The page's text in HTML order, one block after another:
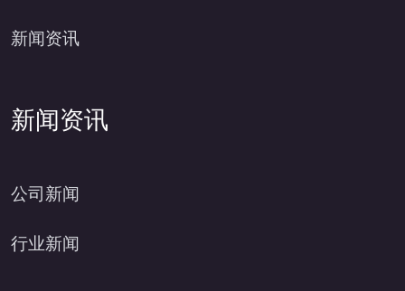
新闻资讯
新闻资讯
公司新闻
行业新闻